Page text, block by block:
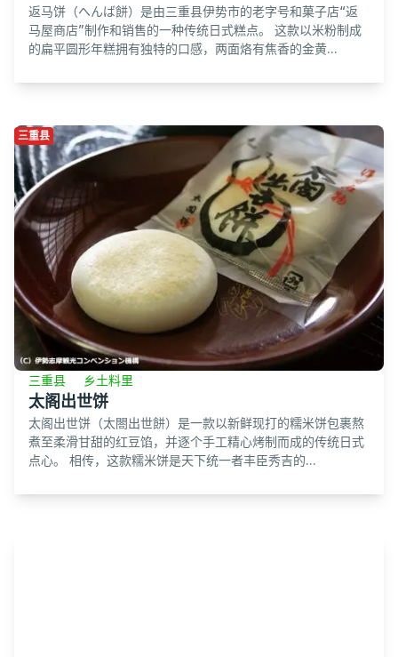
返马饼（へんば餅）是由三重县伊势市的老字号和菓子店“返
马屋商店”制作和销售的一种传统日式糕点。 这款以米粉制成
的扁平圆形年糕拥有独特的口感，两面烙有焦香的金黄...
三重县
三重县 乡土料里
太阁出世饼
太阁出世饼（太閤出世餅）是一款以新鲜现打的糯米饼包裹熬
煮至柔滑甘甜的红豆馅，并逐个手工精心烤制而成的传统日式
点心。 相传，这款糯米饼是天下统一者丰臣秀吉的...